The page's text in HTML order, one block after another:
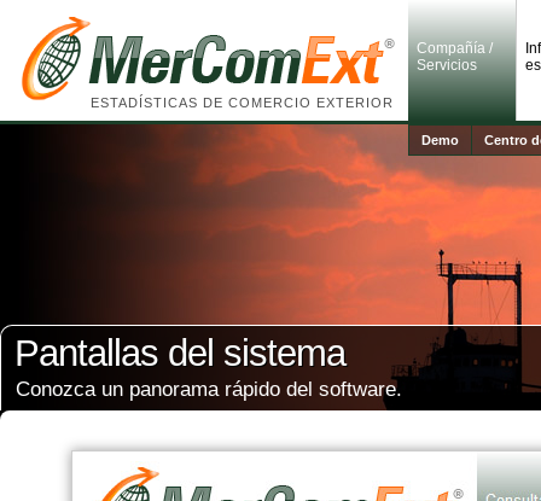
ESTADÍSTICAS DE COMERCIO EXTERIOR
Compañía /
Servicios
Demo Centro
Pantallas del sistema
Conozca un panorama rápido del software.